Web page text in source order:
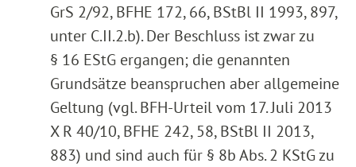
GrS 2/92, BFHE 172, 66, BStBl II 1993, 897,
unter C.II.2.b). Der Beschluss ist zwar zu
§ 16 EStG ergangen; die genannten
Grundsätze beanspruchen aber allgemeine
Geltung (vgl. BFH-Urteil vom 17. Juli 2013
X R 40/10, BFHE 242, 58, BStBl II 2013,
883) und sind auch für § 8b Abs. 2 KStG zu